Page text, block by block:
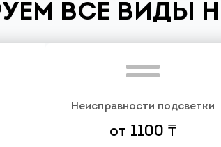
ВСЕ ВИДЫ
Неисправности подсветки
от 1100 ₸